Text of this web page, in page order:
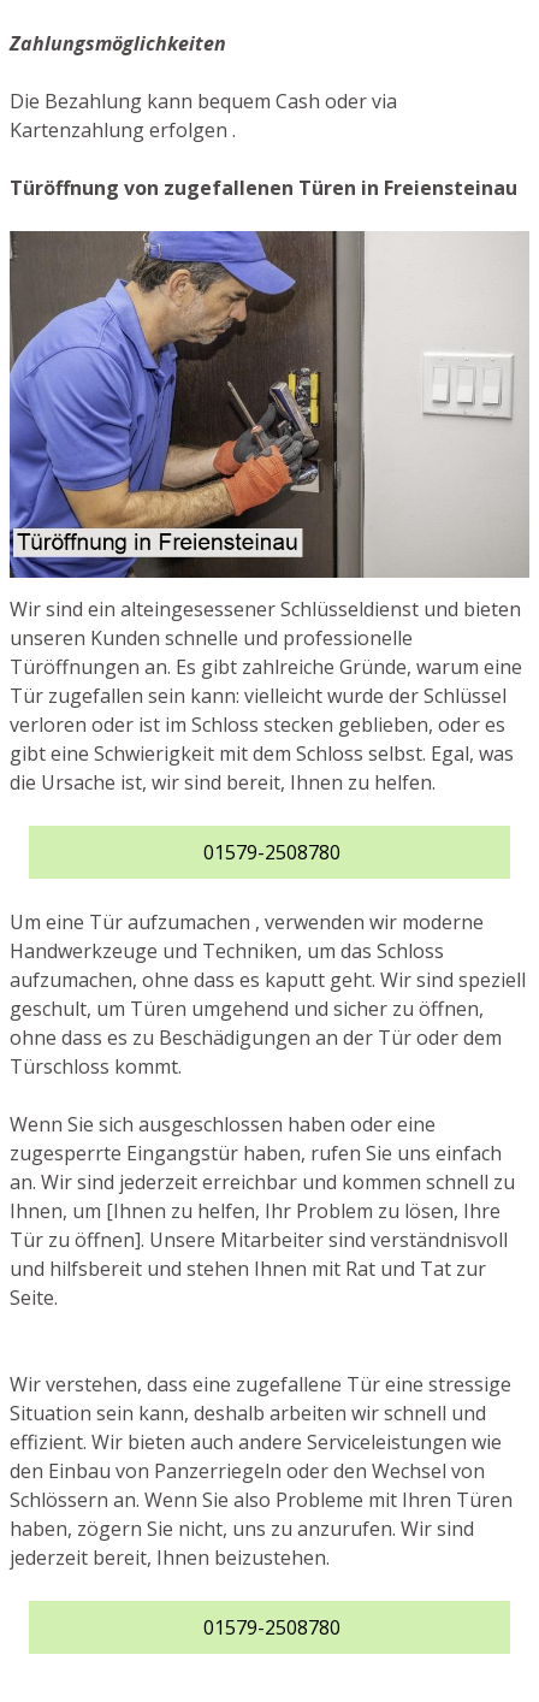
Zahlungsmöglichkeiten
Die Bezahlung kann bequem Cash oder via
Kartenzahlung erfolgen .
Türöffnung von zugefallenen Türen in Freiensteinau
Wir sind ein alteingesessener Schlüsseldienst und bieten
unseren Kunden schnelle und professionelle
Türöffnungen an. Es gibt zahlreiche Gründe, warum eine
Tür zugefallen sein kann: vielleicht wurde der Schlüssel
verloren oder ist im Schloss stecken geblieben, oder es
gibt eine Schwierigkeit mit dem Schloss selbst. Egal, was
die Ursache ist, wir sind bereit, Ihnen zu helfen.
01579-2508780
Um eine Tür aufzumachen , verwenden wir moderne
Handwerkzeuge und Techniken, um das Schloss
aufzumachen, ohne dass es kaputt geht. Wir sind speziell
geschult, um Türen umgehend und sicher zu öffnen,
ohne dass es zu Beschädigungen an der Tür oder dem
Türschloss kommt.
Wenn Sie sich ausgeschlossen haben oder eine
zugesperrte Eingangstür haben, rufen Sie uns einfach
an. Wir sind jederzeit erreichbar und kommen schnell zu
Ihnen, um [Ihnen zu helfen, Ihr Problem zu lösen, Ihre
Tür zu öffnen]. Unsere Mitarbeiter sind verständnisvoll
und hilfsbereit und stehen Ihnen mit Rat und Tat zur
Seite.
Wir verstehen, dass eine zugefallene Tür eine stressige
Situation sein kann, deshalb arbeiten wir schnell und
effizient. Wir bieten auch andere Serviceleistungen wie
den Einbau von Panzerriegeln oder den Wechsel von
Schlössern an. Wenn Sie also Probleme mit Ihren Türen
haben, zögern Sie nicht, uns zu anzurufen. Wir sind
jederzeit bereit, Ihnen beizustehen.
01579-2508780